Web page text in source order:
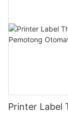
Printer Label